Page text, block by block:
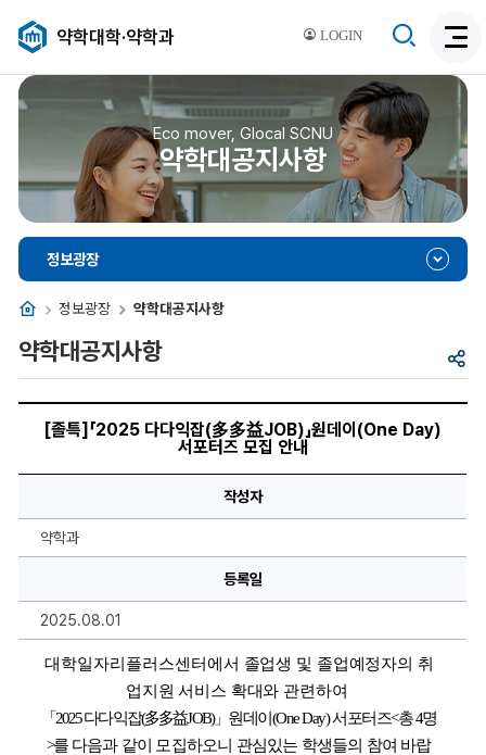
LOGIN
약학대학·약학과
색
활
성
색
Eco mover, Glocal SCNU
약학대공지사항
홈 정보광장 약학대공지사항
정보광장
공
약학대공지사항
「2025
다
(多
(One
Day)
[졸특]「2025 다다익잡(多多益JOB)」원데이(One Day)
서포터즈 모집 안내
작성자
약학과
등록일
2025.08.01
대학일자리플러스센터에서 졸업생 및 졸업예정자의 취
업지원 서비스 확대와 관련하여
「2025 다다익잡(多多益JOB)」 원데이(One Day) 서포터즈<총 4명
>를 다음과 같이 모집하오니 관심있는 학생들의 참여 바랍